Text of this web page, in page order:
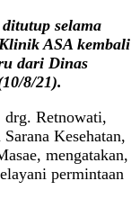
selama
ASA kembali
dari Dinas
8/21).
drg. Retnowati,
Kesehatan,
mengatakan,
permintaan